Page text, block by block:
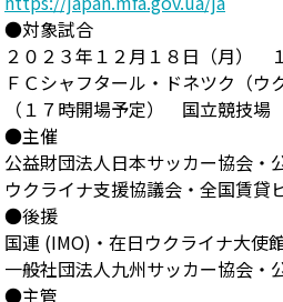
●対象試合
２０２３年１２月１８日（月）
ＦＣシャフタール・ドネツク（ウ
（１７時開場予定） 国立競技場
●主催
公益財団法人日本サッカー協会・
ウクライナ支援協議会・全国賃貸
●後援
国連 (IMO)・在日ウクライナ大使
一般社団法人九州サッカー協会・
●主管